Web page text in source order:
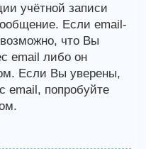
учётной записи
Если email-
что Вы
email либо он
Если Вы уверены,
email, попробуйте